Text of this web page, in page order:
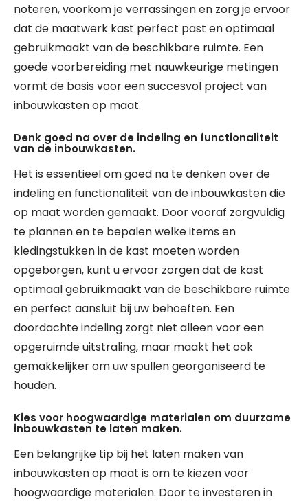
noteren, voorkom je verrassingen en zorg je ervoor
dat de maatwerk kast perfect past en optimaal
gebruikmaakt van de beschikbare ruimte. Een
goede voorbereiding met nauwkeurige metingen
vormt de basis voor een succesvol project van
inbouwkasten op maat.
Denk goed na over de indeling en functionaliteit
van de inbouwkasten.
Het is essentieel om goed na te denken over de
indeling en functionaliteit van de inbouwkasten die
op maat worden gemaakt. Door vooraf zorgvuldig
te plannen en te bepalen welke items en
kledingstukken in de kast moeten worden
opgeborgen, kunt u ervoor zorgen dat de kast
optimaal gebruikmaakt van de beschikbare ruimte
en perfect aansluit bij uw behoeften. Een
doordachte indeling zorgt niet alleen voor een
opgeruimde uitstraling, maar maakt het ook
gemakkelijker om uw spullen georganiseerd te
houden.
Kies voor hoogwaardige materialen om duurzame
inbouwkasten te laten maken.
Een belangrijke tip bij het laten maken van
inbouwkasten op maat is om te kiezen voor
hoogwaardige materialen. Door te investeren in